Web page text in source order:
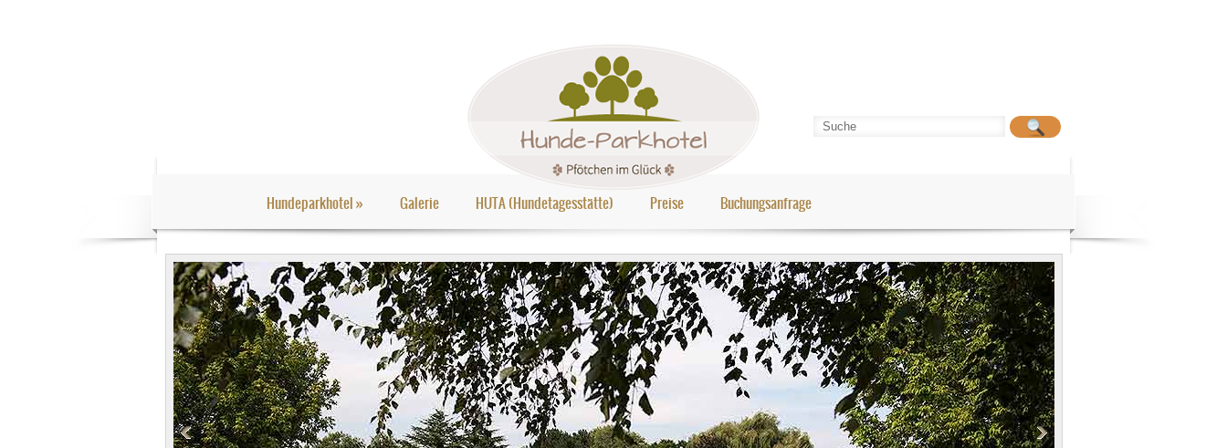
Hundeparkhotel» Galerie HUTA (Hundetagesstätte) Preise Buchungsanfrage